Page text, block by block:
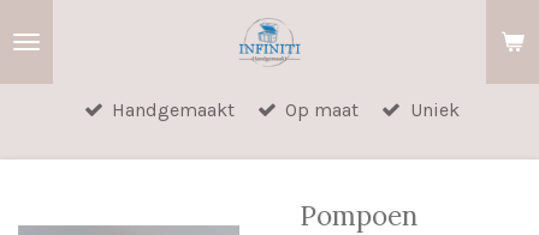
hoofdinhoud
Handgemaakt Op maat Uniek
Pompoen